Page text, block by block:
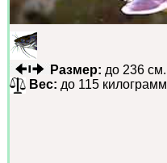
Размер: до 236 см.
Вес: до 115 килограмм